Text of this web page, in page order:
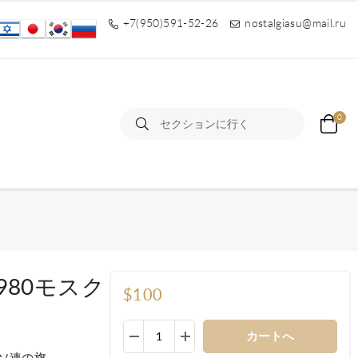
+7(950)591-52-26 nostalgiasu@mail.ru
0
モスク $100
カートへ